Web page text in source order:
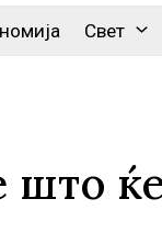
Свет
што